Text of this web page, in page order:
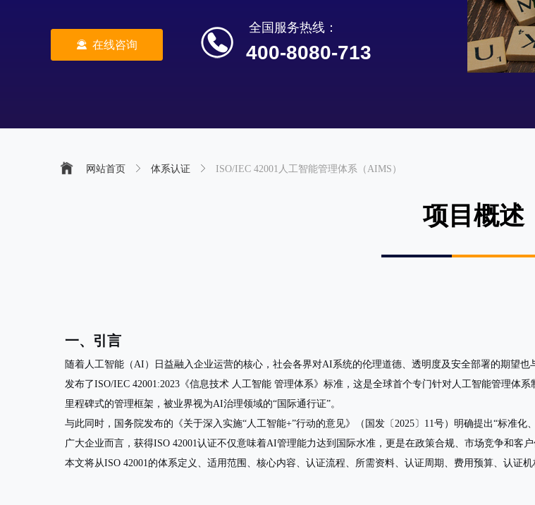
网站首页 ꁕ 体系认证 ꁕ ISO/IEC 42001人工智能管理体系（AIMS）
一、引言
随着人工智能（AI）日益融入企业运营的核心，社会各界对AI系统的伦理道德、透明度及安全部署的期望
发布了ISO/IEC 42001:2023《信息技术 人工智能 管理体系》标准，这是全球首个专门针对人工智能管理体系
里程碑式的管理框架，被业界视为AI治理领域的“国际通行证”。
与此同时，国务院发布的《关于深入实施“人工智能+”行动的意见》（国发〔2025〕11号）明确提出“标准
广大企业而言，获得ISO 42001认证不仅意味着AI管理能力达到国际水准，更是在政策合规、市场竞争和客
本文将从ISO 42001的体系定义、适用范围、核心内容、认证流程、所需资料、认证周期、费用预算、认证
项目概述
끤 在线咨询 400-8080-713
全国服务热线：